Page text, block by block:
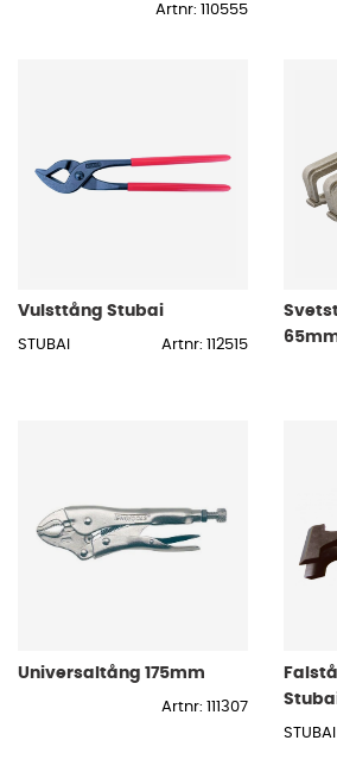
Artnr: 110555
Vulsttång Stubai
STUBAI Artnr: 112515
Universaltång 175mm
Artnr: 111307
STUBAI